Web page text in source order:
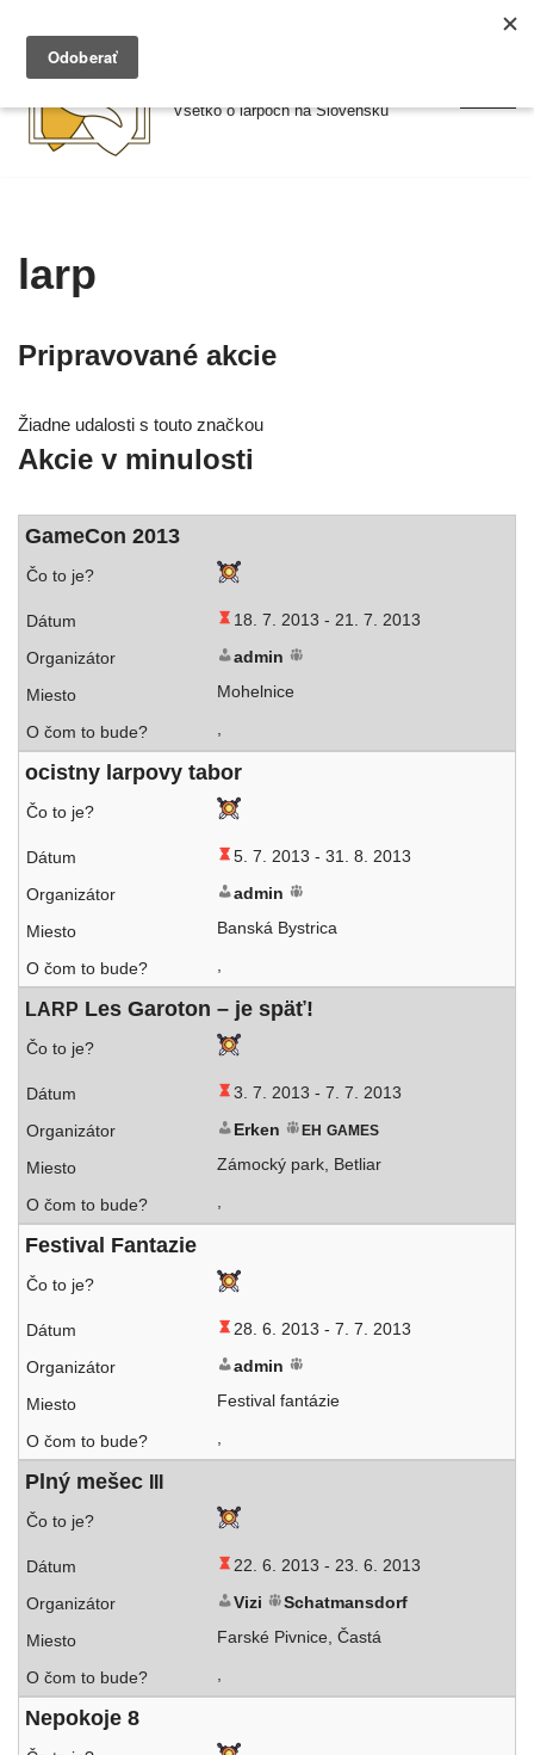
Preskočiť
Všetko o larpoch na Slovensku
larp
Pripravované akcie
Žiadne uda­los­ti s tou­to znač­kou
Akcie v minulosti
GameCon 2013
18. 7. 2013 - 21. 7. 2013
admin
Mohelnice
,
ocist­ny lar­po­vy tabor
5. 7. 2013 - 31. 8. 2013
admin
Banská Bystrica
,
LARP Les Garoton – je späť!
3. 7. 2013 - 7. 7. 2013
Erken EH GAMES
Zámocký park, Betliar
,
Festival Fantazie
28. 6. 2013 - 7. 7. 2013
admin
Festival fantázie
,
Plný mešec III
22. 6. 2013 - 23. 6. 2013
Vizi
Schatmansdorf
Farské Pivnice, Častá
,
Nepokoje 8